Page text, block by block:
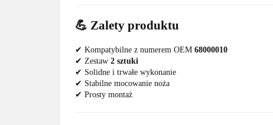
💪 Zalety produktu
✔ Kompatybilne z numerem OEM 68000010
✔ Zestaw 2 sztuki
✔ Solidne i trwałe wykonanie
✔ Stabilne mocowanie noża
✔ Prosty montaż